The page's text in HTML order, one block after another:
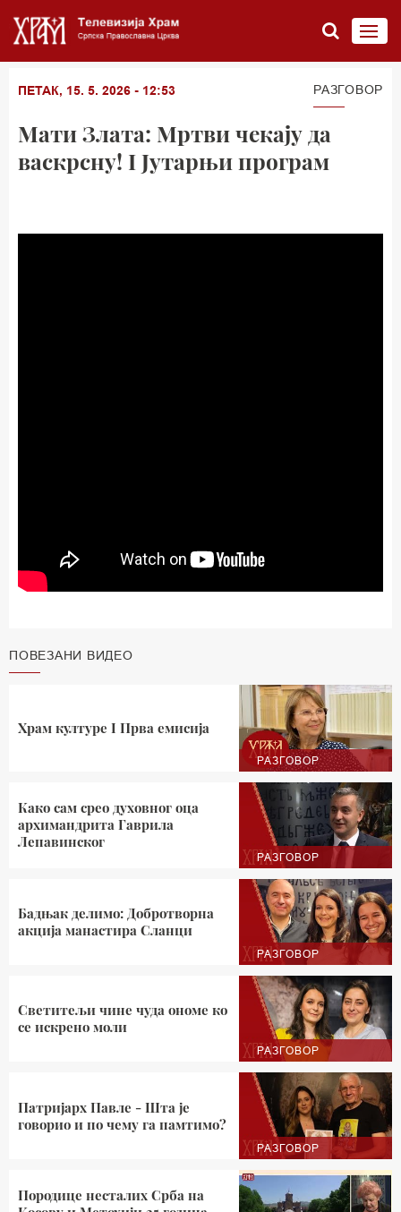
ПЕТАК, 15. 5. 2026 - 12:53 РАЗГОВОР
Мати Злата: Мртви чекају да
васкрсну! I Јутарњи програм
ПОВЕЗАНИ ВИДЕО
РАЗГОВОР
Храм културе I Прва емисија
РАЗГОВОР
Како сам срео духовног оца
архимандрита Гаврила
Лепавинског
РАЗГОВОР
Бадњак делимо: Добротворна
акција манастира Сланци
РАЗГОВОР
Светитељи чине чуда ономе ко
се искрено моли
РАЗГОВОР
Патријарх Павле - Шта је
говорио и по чему га памтимо?
Породице несталих Срба на